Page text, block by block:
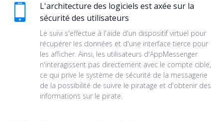
L'architecture des logiciels est axée sur la
sécurité des utilisateurs
Le suivi s'effectue à l'aide d'un dispositif virtuel pour
récupérer les données et d'une interface tierce pour
les afficher. Ainsi, les utilisateurs d'AppMessenger
n'interagissent pas directement avec le compte cible,
ce qui prive le système de sécurité de la messagerie
de la possibilité de suivre le piratage et d'obtenir des
informations sur le pirate.